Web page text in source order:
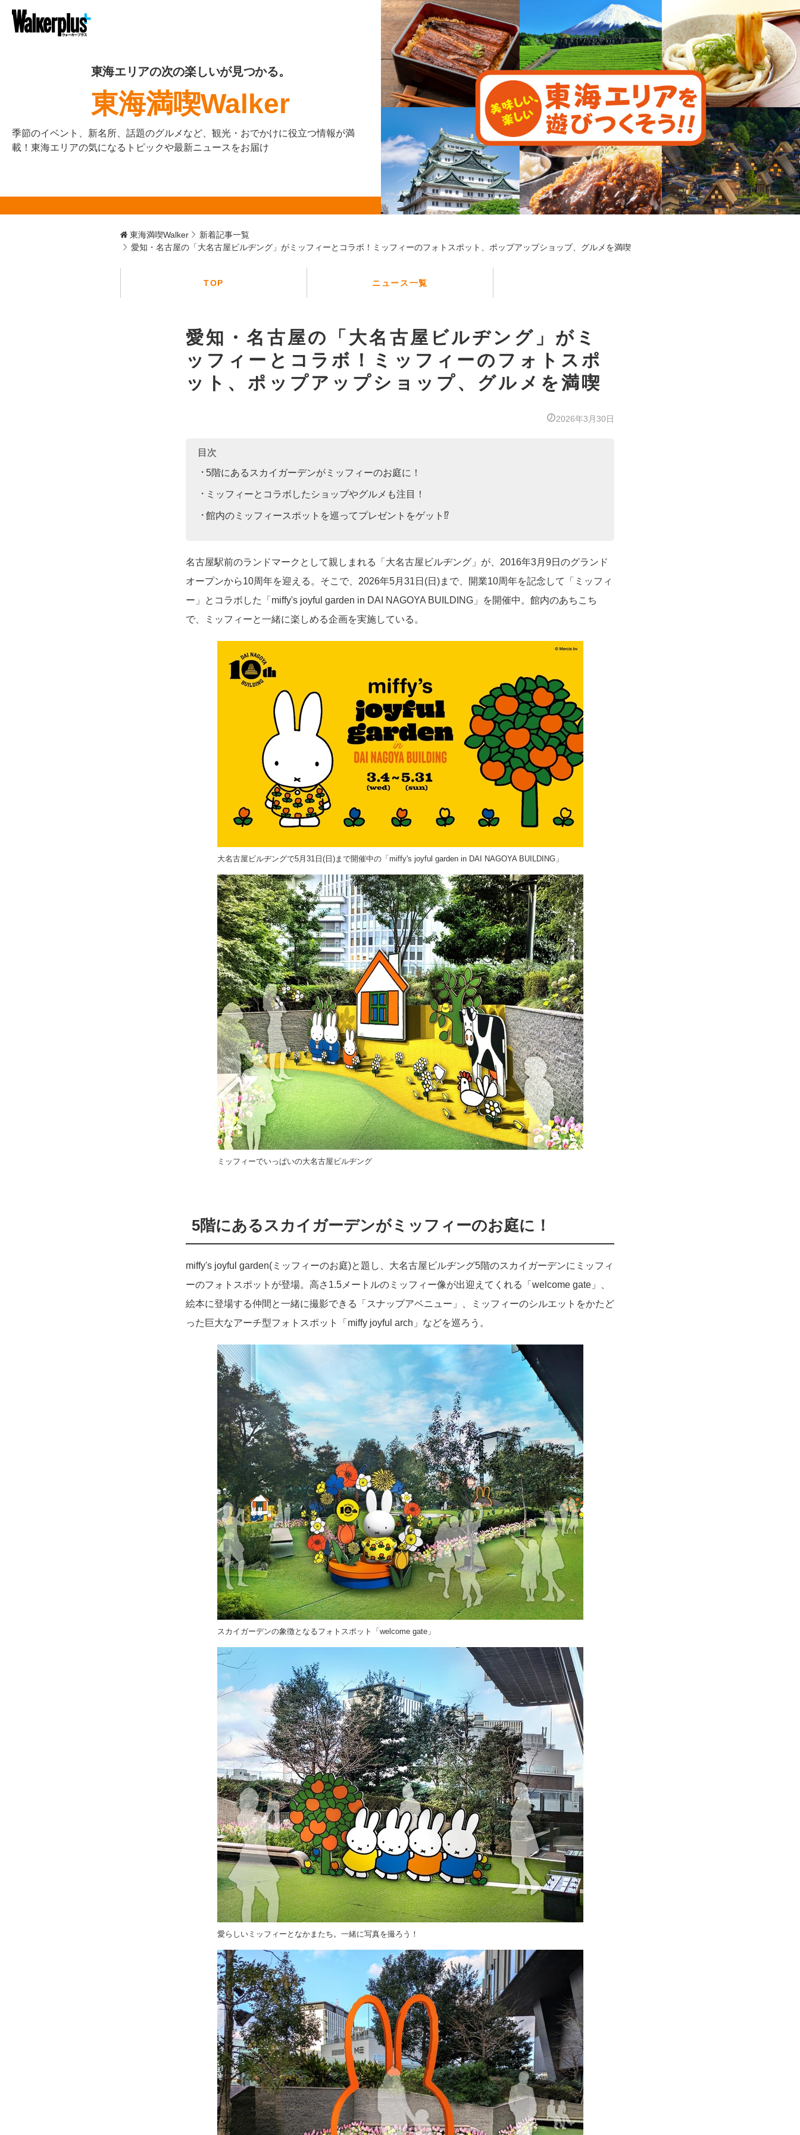
東海エリアの次の楽しいが見つかる。
東海満喫Walker
季節のイベント、新名所、話題のグルメなど、観光・おでかけに役立つ情報が満
載！東海エリアの気になるトピックや最新ニュースをお届け
東海満喫Walker
新着記事一覧
愛知・名古屋の「大名古屋ビルヂング」がミッフィーとコラボ！ミッフィーのフォトスポット、ポップアップショップ、グルメを満喫
TOP ニュース一覧
愛知・名古屋の「大名古屋ビルヂング」がミ
ッフィーとコラボ！ミッフィーのフォトスポ
ット、ポップアップショップ、グルメを満喫
2026年3月30日
目次
5階にあるスカイガーデンがミッフィーのお庭に！
ミッフィーとコラボしたショップやグルメも注目！
館内のミッフィースポットを巡ってプレゼントをゲット⁉
名古屋駅前のランドマークとして親しまれる「大名古屋ビルヂング」が、2016年3月9日のグランド
オープンから10周年を迎える。そこで、2026年5月31日(日)まで、開業10周年を記念して「ミッフィ
ー」とコラボした「miffy's joyful garden in DAI NAGOYA BUILDING」を開催中。館内のあちこち
で、ミッフィーと一緒に楽しめる企画を実施している。
大名古屋ビルヂングで5月31日(日)まで開催中の「miffy's joyful garden in DAI NAGOYA BUILDING」
ミッフィーでいっぱいの大名古屋ビルヂング
5階にあるスカイガーデンがミッフィーのお庭に！
miffy's joyful garden(ミッフィーのお庭)と題し、大名古屋ビルヂング5階のスカイガーデンにミッフィ
ーのフォトスポットが登場。高さ1.5メートルのミッフィー像が出迎えてくれる「welcome gate」、
絵本に登場する仲間と一緒に撮影できる「スナップアベニュー」、ミッフィーのシルエットをかたど
った巨大なアーチ型フォトスポット「miffy joyful arch」などを巡ろう。
スカイガーデンの象徴となるフォトスポット「welcome gate」
愛らしいミッフィーとなかまたち。一緒に写真を撮ろう！